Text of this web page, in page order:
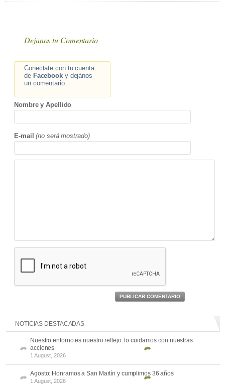
Dejanos tu Comentario
Conectate con tu cuenta
de Facebooky dejános
un comentario.
Nombre y Apellido
E-mail (no será mostrado)
PUBLICAR COMENTARIO
NOTICIAS DESTACADAS
Nuestro entorno es nuestro reflejo: lo cuidamos con nuestras
acciones
1 August, 2026
Agosto: Honramos a San Martín y cumplimos 36 años
1 August, 2026